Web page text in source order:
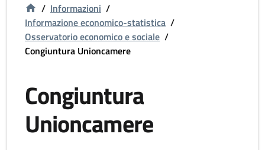
/ Informazioni /
Informazione economico-statistica /
Osservatorio economico e sociale /
Congiuntura Unioncamere
Congiuntura
Unioncamere